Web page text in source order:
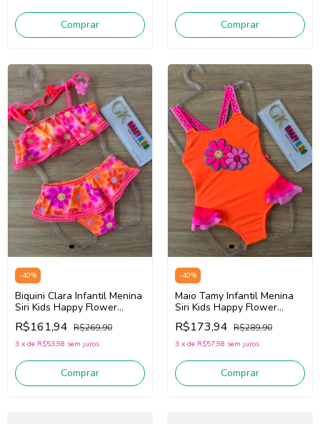
Comprar Comprar
-40%
Biquini Clara Infantil Menina
Siri Kids Happy Flower
40060 (Laranja/Rosa)
R$161,94 R$269,90
3 x de R$53,98 sem juros
Comprar
-40%
Maio Tamy Infantil Menina
Siri Kids Happy Flower
40291 (Laranja/Rosa)
R$173,94 R$289,90
3 x de R$57,98 sem juros
Comprar